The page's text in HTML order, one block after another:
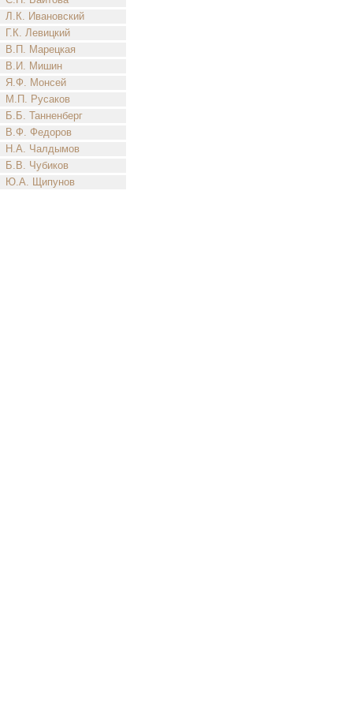
Л.К. Ивановский
Г.К. Левицкий
В.П. Марецкая
В.И. Мишин
Я.Ф. Монсей
М.П. Русаков
Б.Б. Танненберг
В.Ф. Федоров
Н.А. Чалдымов
Б.В. Чубиков
Ю.А. Щипунов